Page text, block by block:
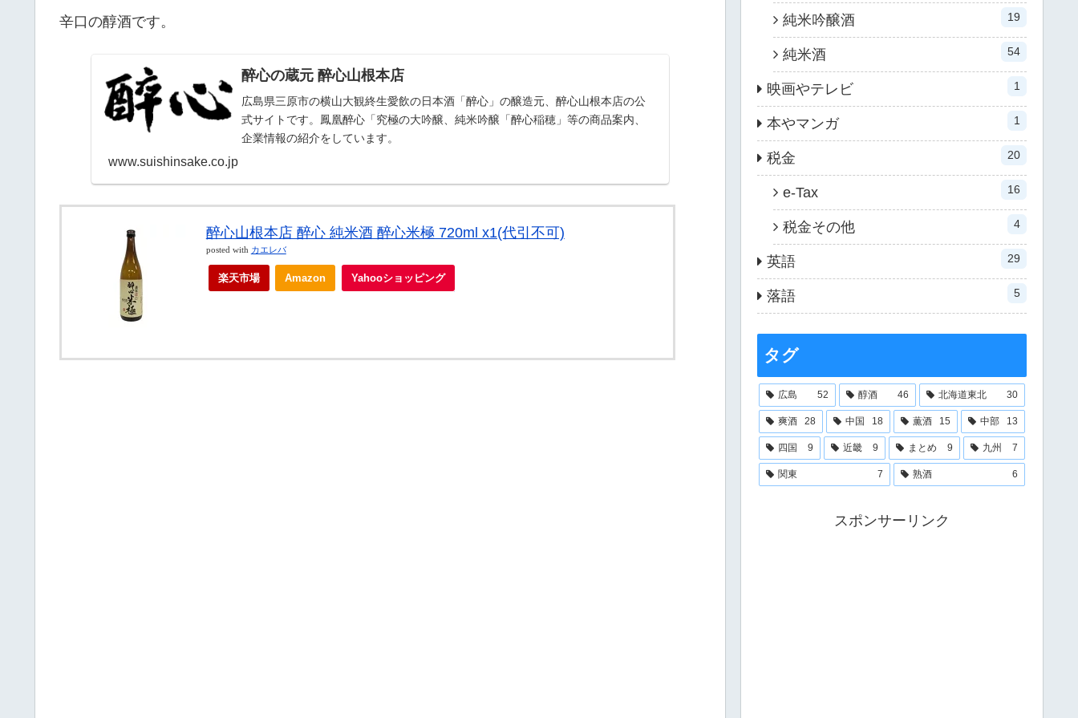
辛口の醇酒です。
醉心の蔵元 醉心山根本店
広島県三原市の横山大観終生愛飲の日本酒「醉心」の醸造元、醉心山根本店の公
式サイトです。鳳凰醉心「究極の大吟醸、純米吟醸「醉心稲穂」等の商品案内、
企業情報の紹介をしています。
www.suishinsake.co.jp
醉心山根本店 醉心 純米酒 醉心米極 720ml x1(代引不可)
posted with カエレバ
楽天市場 Amazon Yahooショッピング
純米吟醸酒 19
純米酒 54
映画やテレビ 1
本やマンガ 1
税金 20
e-Tax 16
税金その他 4
英語 29
落語 5
タグ
広島 52 醇酒 46 北海道東北 30
爽酒 28 中国 18 薫酒 15 中部 13
四国 9 近畿 9 まとめ 9 九州 7
関東 7 熟酒 6
スポンサーリンク